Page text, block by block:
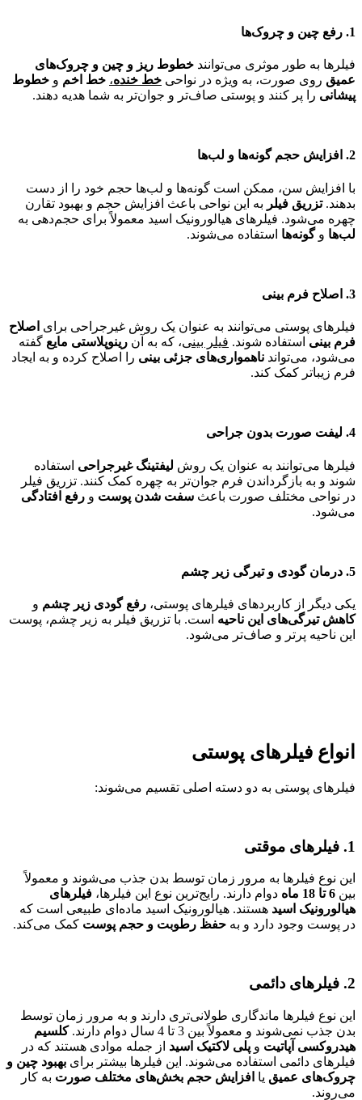
1. رفع چین و چروک‌ها
فیلرها به طور موثری می‌توانند خطوط ریز و چین و چروک‌های
عمیق روی صورت، به ویژه در نواحی خط خنده، خط اخم و خطوط
پیشانی را پر کنند و پوستی صاف‌تر و جوان‌تر به شما هدیه دهند.
2. افزایش حجم گونه‌ها و لب‌ها
با افزایش سن، ممکن است گونه‌ها و لب‌ها حجم خود را از دست
بدهند.تزریق فیلر به این نواحی باعث افزایش حجم و بهبود تقارن
چهره می‌شود. فیلرهای هیالورونیک اسید معمولاً برای حجم‌دهی به
لب‌ها وگونه‌ها استفاده می‌شوند.
3. اصلاح فرم بینی
فیلرهای پوستی می‌توانند به عنوان یک روش غیرجراحی برای اصلاح
فرم بینی استفاده شوند. فیلر بینی، که به آن رینوپلاستی مایع گفته
می‌شود، می‌تواند ناهمواری‌های جزئی بینی را اصلاح کرده و به ایجاد
فرم زیباتر کمک کند.
4. لیفت صورت بدون جراحی
فیلرها می‌توانند به عنوان یک روش لیفتینگ غیرجراحی استفاده
شوند و به بازگرداندن فرم جوان‌تر به چهره کمک کنند. تزریق فیلر
در نواحی مختلف صورت باعث سفت شدن پوست و رفع افتادگی
می‌شود.
5. درمان گودی و تیرگی زیر چشم
یکی دیگر از کاربردهای فیلرهای پوستی، رفع گودی زیر چشم و
کاهش تیرگی‌های این ناحیه است. با تزریق فیلر به زیر چشم، پوست
این ناحیه پرتر و صاف‌تر می‌شود.
انواع فیلرهای پوستی
فیلرهای پوستی به دو دسته اصلی تقسیم می‌شوند:
1. فیلرهای موقتی
این نوع فیلرها به مرور زمان توسط بدن جذب می‌شوند و معمولاً
بین 6 تا 18 ماه دوام دارند. رایج‌ترین نوع این فیلرها، فیلرهای
هیالورونیک اسید هستند. هیالورونیک اسید ماده‌ای طبیعی است که
در پوست وجود دارد و به حفظ رطوبت و حجم پوست کمک می‌کند.
2. فیلرهای دائمی
این نوع فیلرها ماندگاری طولانی‌تری دارند و به مرور زمان توسط
بدن جذب نمی‌شوند و معمولاً بین 3 تا 4 سال دوام دارند.
کلسیم
هیدروکسی آپاتیت و پلی لاکتیک اسید از جمله موادی هستند که در
فیلرهای دائمی استفاده می‌شوند. این فیلرها بیشتر برای بهبود چین و
چروک‌های عمیق یا افزایش حجم بخش‌های مختلف صورت به کار
می‌روند.